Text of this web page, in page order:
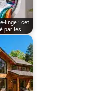
linge : cet
par les…